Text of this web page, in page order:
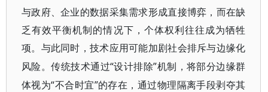
与政府、企业的数据采集需求形成直接博弈，而在缺
乏有效平衡机制的情况下，个体权利往往成为牺牲
项。与此同时，技术应用可能加剧社会排斥与边缘化
风险。传统技术通过“设计排除”机制，将部分边缘群
体视为“不合时宜”的存在，通过物理隔离手段剥夺其